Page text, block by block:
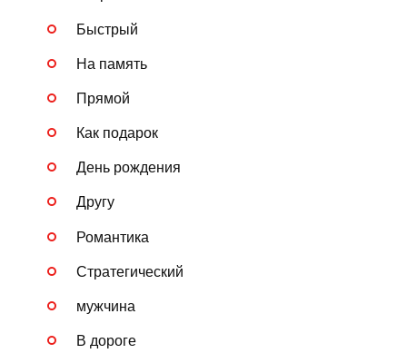
Быстрый
На память
Прямой
Как подарок
День рождения
Другу
Романтика
Стратегический
мужчина
В дороге